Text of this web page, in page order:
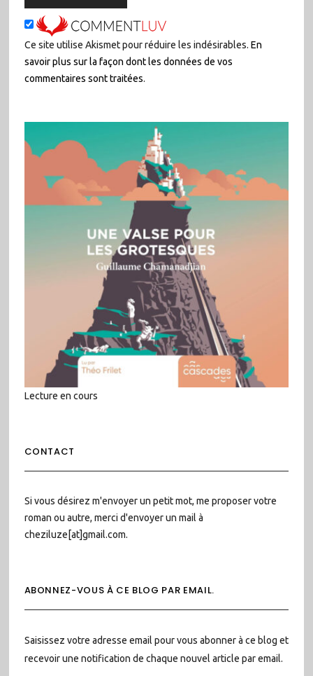
Ce site utilise Akismet pour réduire les indésirables. En
savoir plus sur la façon dont les données de vos
commentaires sont traitées.
Lecture en cours
CONTACT
Si vous désirez m'envoyer un petit mot, me proposer votre
roman ou autre, merci d'envoyer un mail à
cheziluze[at]gmail.com.
ABONNEZ-VOUS À CE BLOG PAR EMAIL.
Saisissez votre adresse email pour vous abonner à ce blog et
recevoir une notification de chaque nouvel article par email.